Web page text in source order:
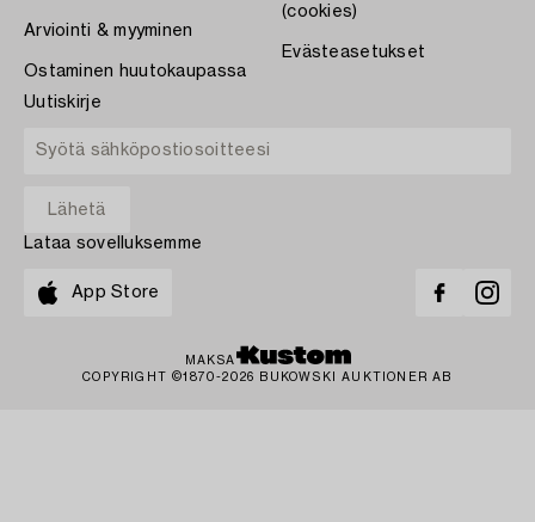
Arviointi & myyminen
Ostaminen huutokaupassa
(cookies)
Evästeasetukset
Uutiskirje
Lataa sovelluksemme
App Store
MAKSA
COPYRIGHT ©1870-2026 BUKOWSKI AUKTIONER AB